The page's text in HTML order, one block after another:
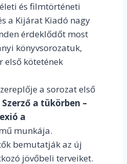
és filmtörténeti
a Kijárat Kiadó nagy
érdeklődőt most
könyvsorozatuk,
első kötetének
a sorozat első
a tükörben –
a
munkája.
bemutatják az új
jövőbeli terveiket.